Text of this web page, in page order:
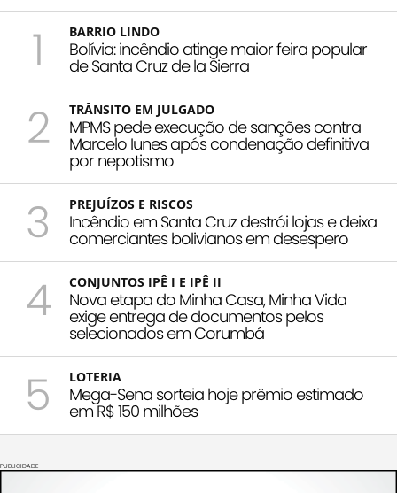
1 BARRIO LINDO
Bolívia: incêndio atinge maior feira popular
de Santa Cruz de la Sierra
2 TRÂNSITO EM JULGADO
MPMS pede execução de sanções contra
Marcelo Iunes após condenação definitiva
por nepotismo
3 PREJUÍZOS E RISCOS
Incêndio em Santa Cruz destrói lojas e deixa
comerciantes bolivianos em desespero
4 CONJUNTOS IPÊ I E IPÊ II
Nova etapa do Minha Casa, Minha Vida
exige entrega de documentos pelos
selecionados em Corumbá
5 LOTERIA
Mega-Sena sorteia hoje prêmio estimado
em R$ 150 milhões
PUBLICIDADE